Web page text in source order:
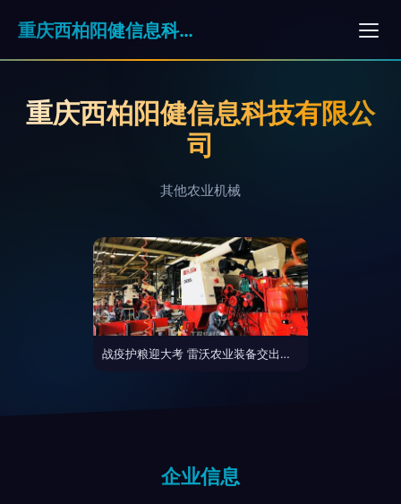
重庆西柏阳健信息科技有限公司
重庆西柏阳健信息科技有限公
司
其他农业机械
战疫护粮迎大考 雷沃农业装备交出首季完美答卷
企业信息